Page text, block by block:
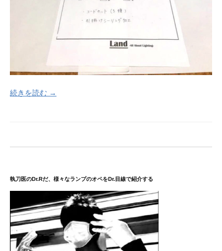
続きを読む →
執刀医のDr.Rだ、様々なランプのオペをDr.目線で紹介する